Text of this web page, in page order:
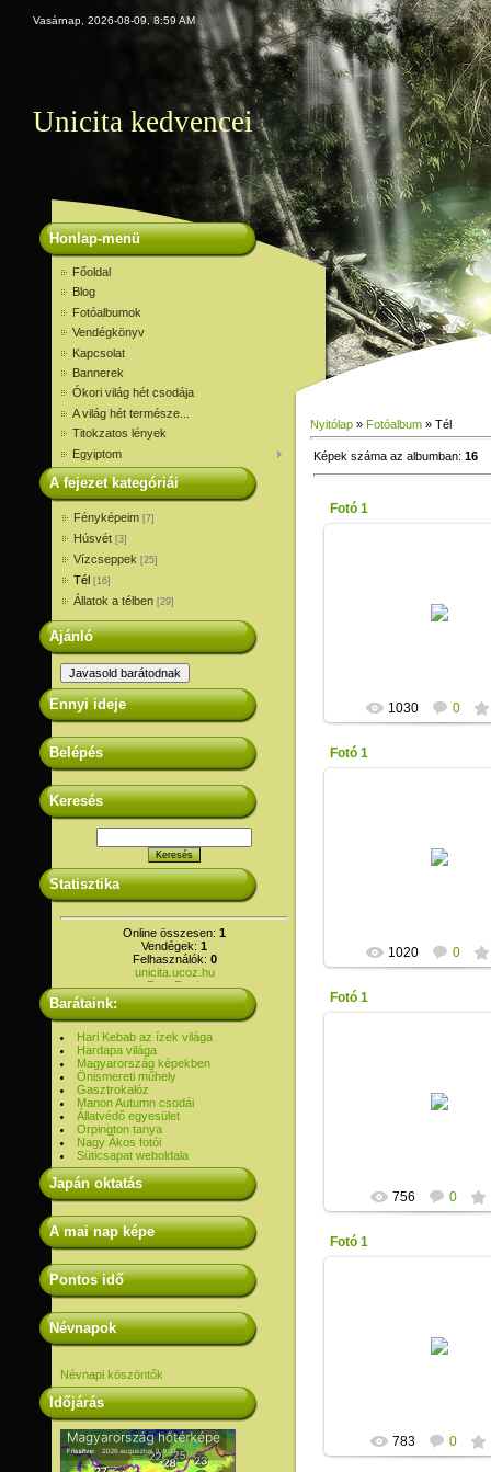
Vasárnap, 2026-08-09, 8:59 AM
Unicita kedvencei
Honlap-menü
Főoldal
Blog
Fotóalbumok
Vendégkönyv
Kapcsolat
Bannerek
Ókori világ hét csodája
A világ hét természe...
Titokzatos lények
Egyiptom
A fejezet kategóriái
Fényképeim [7]
Húsvét [3]
Vízcseppek [25]
Tél [16]
Állatok a télben [29]
Ajánló
Ennyi ideje
Belépés
Keresés
Statisztika
Online összesen: 1
Vendégek: 1
Felhasználók: 0
Barátaink:
Hari Kebab az ízek világa
Hardapa világa
Magyarország képekben
Önismereti műhely
Gasztrokalóz
Manon Autumn csodái
Állatvédő egyesület
Orpington tanya
Nagy Ákos fotói
Süticsapat weboldala
Japán oktatás
A mai nap képe
Pontos idő
Névnapok
Névnapi köszöntők
Időjárás
Nyitólap » Fotóalbum » Tél
Képek száma az albumban: 16
Fotó 1
1030 0
Fotó 1
1020 0
Fotó 1
756 0
Fotó 1
783 0